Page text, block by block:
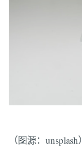
（图源：unsplash）